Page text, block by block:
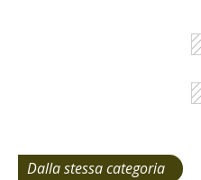
Dalla stessa categoria